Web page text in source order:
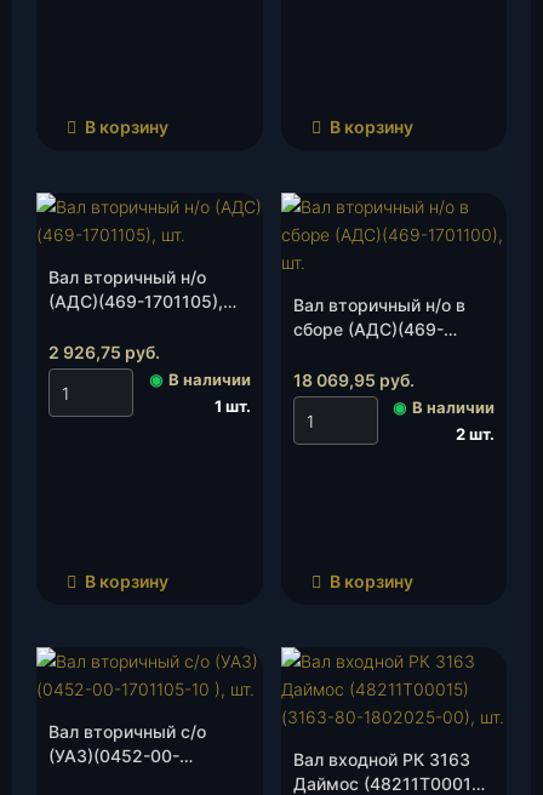
В корзину В корзину
Вал вторичный н/о
(АДС)(469-1701105),
2 926,75 руб.
◉ В наличии
1 шт.
В корзину
Вал вторичный н/о в
сборе (АДС)(469-
18 069,95 руб.
◉ В наличии
2 шт.
В корзину
Вал вторичный с/о
(УАЗ)(0452-00-
Вал входной РК 3163
Даймос (48211Т00015)